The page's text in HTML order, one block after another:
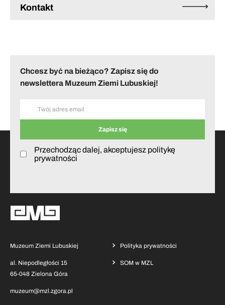
Kontakt
Chcesz być na bieżąco? Zapisz się do
newslettera Muzeum Ziemi Lubuskiej!
Przechodząc dalej, akceptujesz politykę
prywatności
Muzeum Ziemi Lubuskiej
al. Niepodległości 15
65-048 Zielona Góra
muzeum@mzl.zgora.pl
Polityka prywatności
SOM w MZL